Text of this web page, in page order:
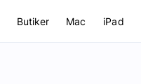
Butiker Mac iPad